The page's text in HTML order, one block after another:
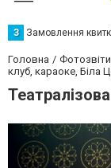
З Замовлення
Головна Фотозвіти
клуб, караоке, Біла